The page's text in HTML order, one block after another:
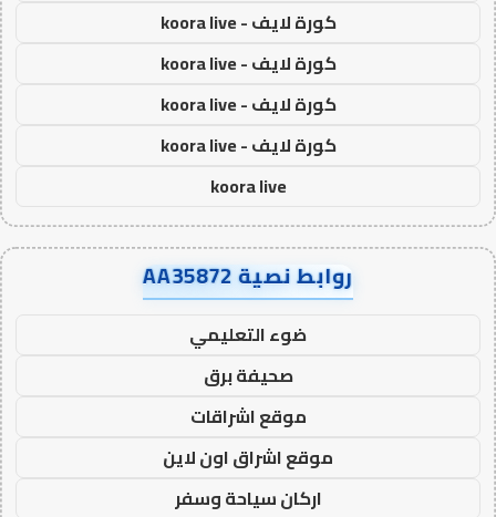
كورة لايف - koora live
كورة لايف - koora live
كورة لايف - koora live
كورة لايف - koora live
koora live
روابط نصية AA35872
ضوء التعليمي
صحيفة برق
موقع اشراقات
موقع اشراق اون لاين
اركان سياحة وسفر